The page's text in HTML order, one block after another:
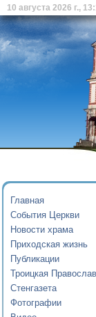
10 августа 2026
Главная
События Церкви
Новости храма
Приходская жизнь
Публикации
Троицкая
Стенгазета
Фотографии